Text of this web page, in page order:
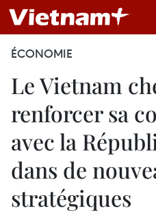
ÉCONOMIE
Le Vietnam
renforcer sa
avec la
dans de
stratégiques